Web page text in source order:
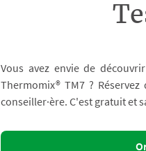
Vous avez envie de
Thermomix® TM7 ?
conseiller·ère. C'est gratuit et